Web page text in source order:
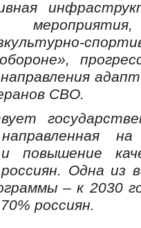
СВО.
на
повышение
Одна из
– к 2030
россиян.